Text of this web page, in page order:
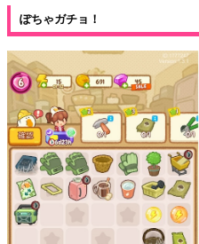
ぽちゃガチョ！